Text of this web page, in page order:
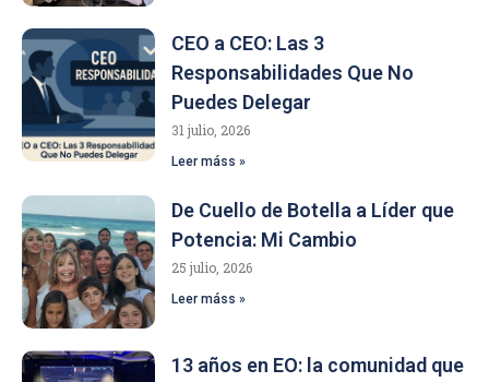
CEO a CEO: Las 3
Responsabilidades Que No
Puedes Delegar
31 julio, 2026
Leer máss »
De Cuello de Botella a Líder que
Potencia: Mi Cambio
25 julio, 2026
Leer máss »
13 años en EO: la comunidad que